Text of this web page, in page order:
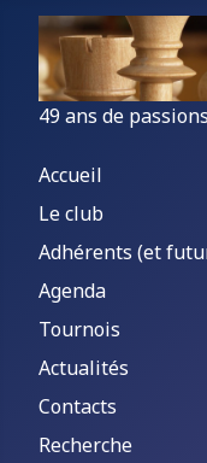
49 ans de
Accueil
Le club
Adhérents (et
Agenda
Tournois
Actualités
Contacts
Recherche